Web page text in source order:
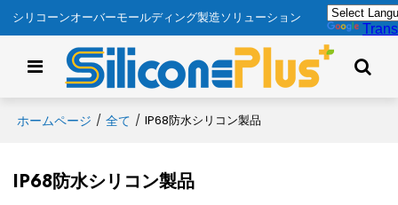
シリコーンオーバーモールディング製造ソリューション
ホームページ / 全て / IP68防水シリコン製品
IP68防水シリコン製品